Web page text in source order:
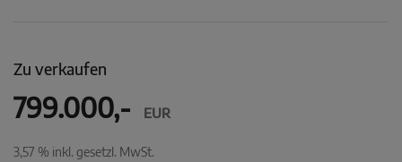
Zu verkaufen
799.000,- EUR
3,57 % inkl. gesetzl. MwSt.